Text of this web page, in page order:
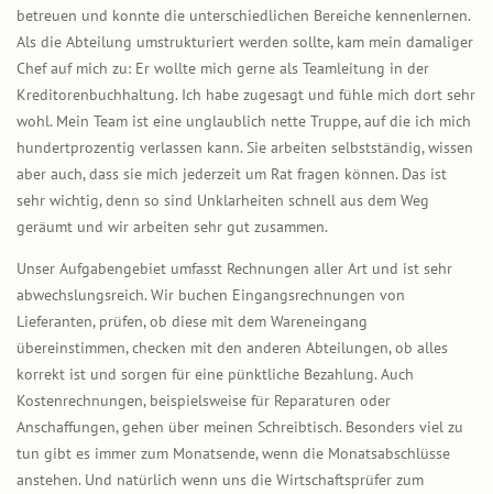
betreuen und konnte die unterschiedlichen Bereiche kennenlernen.
Als die Abteilung umstrukturiert werden sollte, kam mein damaliger
Chef auf mich zu: Er wollte mich gerne als Teamleitung in der
Kreditorenbuchhaltung. Ich habe zugesagt und fühle mich dort sehr
wohl. Mein Team ist eine unglaublich nette Truppe, auf die ich mich
hundertprozentig verlassen kann. Sie arbeiten selbstständig, wissen
aber auch, dass sie mich jederzeit um Rat fragen können. Das ist
sehr wichtig, denn so sind Unklarheiten schnell aus dem Weg
geräumt und wir arbeiten sehr gut zusammen.
Unser Aufgabengebiet umfasst Rechnungen aller Art und ist sehr
abwechslungsreich. Wir buchen Eingangsrechnungen von
Lieferanten, prüfen, ob diese mit dem Wareneingang
übereinstimmen, checken mit den anderen Abteilungen, ob alles
korrekt ist und sorgen für eine pünktliche Bezahlung. Auch
Kostenrechnungen, beispielsweise für Reparaturen oder
Anschaffungen, gehen über meinen Schreibtisch. Besonders viel zu
tun gibt es immer zum Monatsende, wenn die Monatsabschlüsse
anstehen. Und natürlich wenn uns die Wirtschaftsprüfer zum